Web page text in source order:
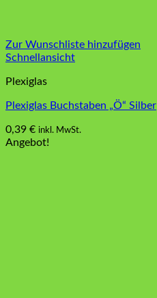
Zur Wunschliste hinzufügen
Schnellansicht
Plexiglas
Plexiglas Buchstaben „Ö“ Silber
0,39 € inkl. MwSt.
Angebot!